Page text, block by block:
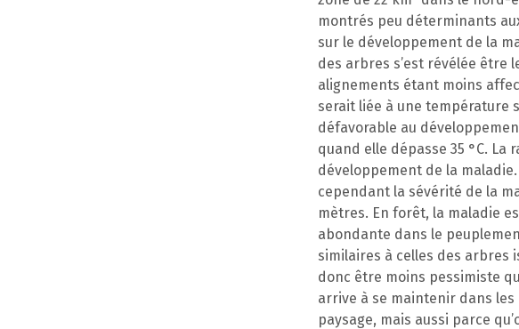
montrés peu déterminants
sur le développement de la
des arbres s’est révélée être
alignements étant moins
serait liée à une température
défavorable au
quand elle dépasse 35 °C.
développement de la
cependant la sévérité de la
mètres. En forêt, la maladie
abondante dans le
similaires à celles des arbres
donc être moins pessimiste
arrive à se maintenir dans les
paysage, mais aussi parce